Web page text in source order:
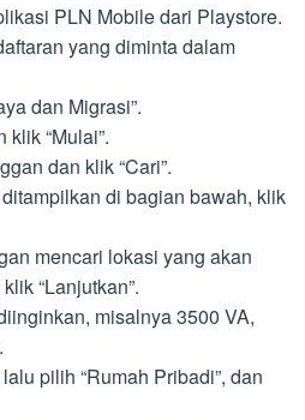
PLN Mobile dari Playstore.
yang diminta dalam
dan Migrasi”.
“Mulai”.
dan klik “Cari”.
di bagian bawah, klik
mencari lokasi yang akan
“Lanjutkan”.
misalnya 3500 VA,
pilih “Rumah Pribadi”, dan